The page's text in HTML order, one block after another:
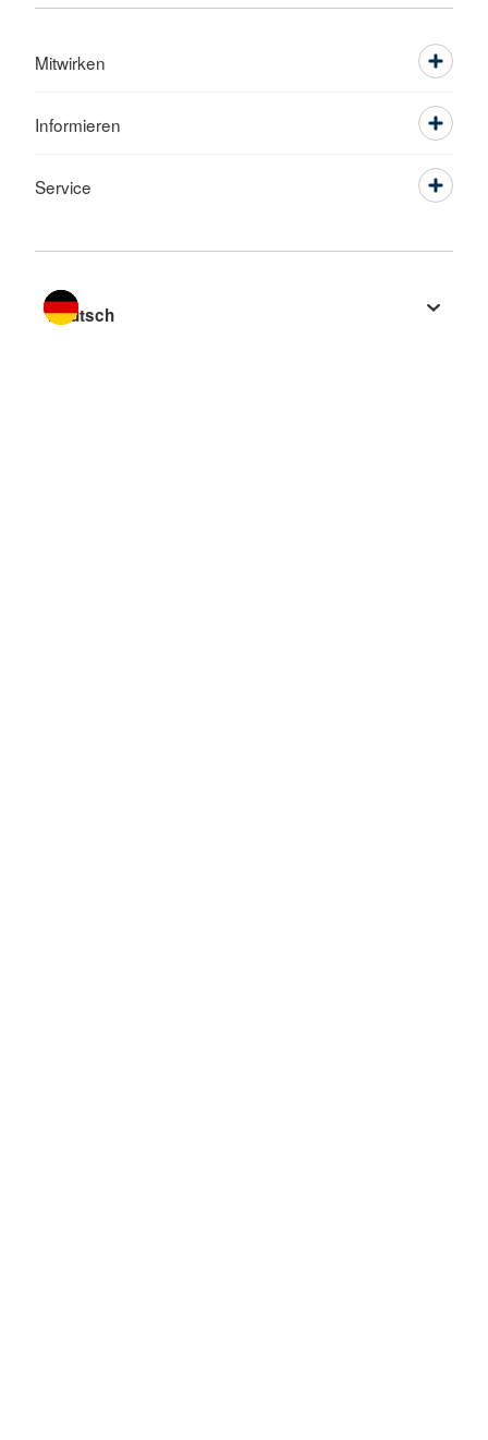
Mitwirken
Informieren
Service
Sprache wechseln zu